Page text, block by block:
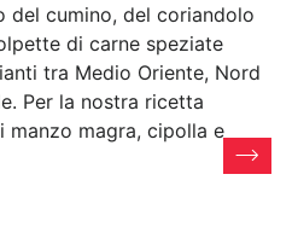
del cumino, del coriandolo
di carne speziate
tra Medio Oriente, Nord
Per la nostra ricetta
manzo magra, cipolla e